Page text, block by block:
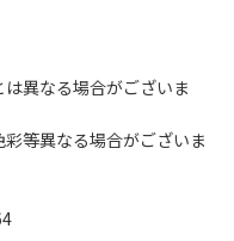
異なる場合がございま
等異なる場合がございま